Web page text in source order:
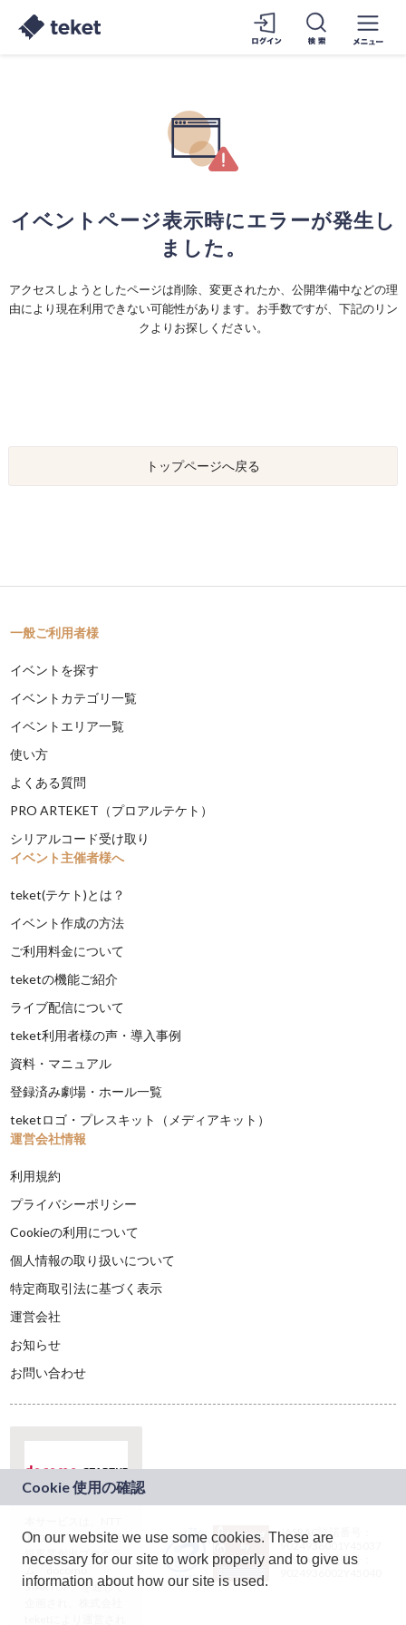
イベントページ表示時にエラーが発生し
ました。
アクセスしようとしたページは削除、変更されたか、公開準備中などの理
由により現在利用できない可能性があります。お手数ですが、下記のリン
クよりお探しください。
トップページへ戻る
一般ご利用者様
イベントを探す
イベントカテゴリ一覧
イベントエリア一覧
使い方
よくある質問
PRO ARTEKET（プロアルテケト）
シリアルコード受け取り
イベント主催者様へ
teket(テケト)とは？
イベント作成の方法
ご利用料金について
teketの機能ご紹介
ライブ配信について
teket利用者様の声・導入事例
資料・マニュアル
登録済み劇場・ホール一覧
teketロゴ・プレスキット（メディアキット）
運営会社情報
利用規約
プライバシーポリシー
Cookieの利用について
個人情報の取り扱いについて
特定商取引法に基づく表示
運営会社
お知らせ
お問い合わせ
ドコモグループの新
規事業創出プログラ
ム「docomo
STARTUP」を通じて
JASRAC許諾番号：
9024936001Y45037
JASRAC許諾番号：
On our website we use some cookies. These are
necessary for our site to work properly and to give us
information about how our site is used.